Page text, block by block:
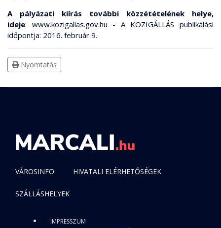
A pályázati kiírás további közzétételének helye,
ideje: www.kozigallas.gov.hu - A KÖZIGÁLLÁS publikálási
időpontja: 2016. február 9.
Nyomtatás
VÁROSINFO HIVATALI ELÉRHETŐSÉGEK
SZÁLLÁSHELYEK
IMPRESSZUM